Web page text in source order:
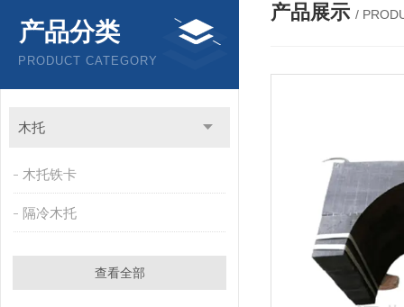
产品分类
PRODUCT CATEGORY
木托
木托铁卡
隔冷木托
查看全部
产品展示 /